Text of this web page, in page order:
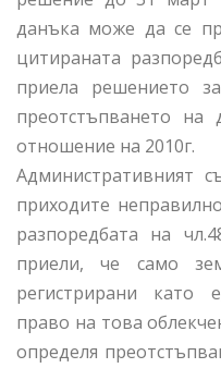
данъка може да се
цитираната
приела решението
преотстъпването
отношение на 2010г.
Административният
приходите
разпоредбата на
приели, че само
регистрирани като
право на това
определя